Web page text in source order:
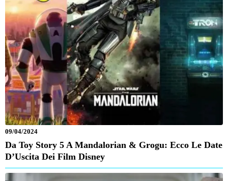
09/04/2024
Da Toy Story 5 A Mandalorian & Grogu: Ecco Le Date
D’Uscita Dei Film Disney